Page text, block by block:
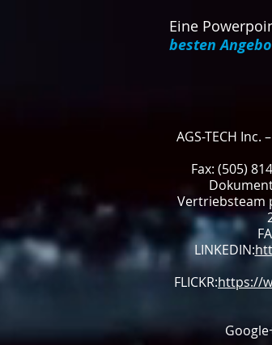
Eine
besten
AGS-TECH
Fax: (505)
Vertriebsteam
LINKEDIN:
FLICKR:https://